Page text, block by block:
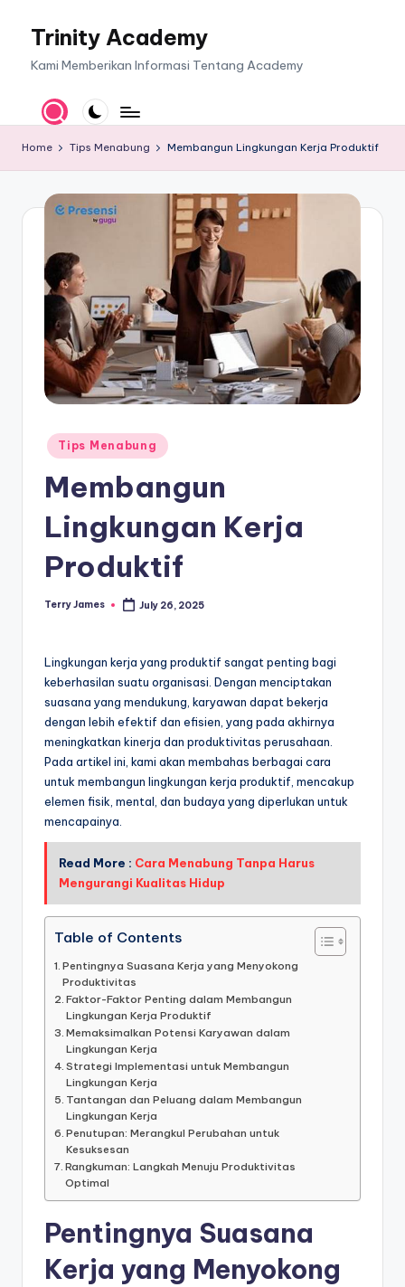
Trinity Academy
Kami Memberikan Informasi Tentang Academy
Home Tips Menabung Membangun Lingkungan Kerja Produktif
Posted
in
Tips Menabung
Membangun
Lingkungan Kerja
Produktif
Posted
Terry James July 26, 2025
Lingkungan kerja yang produktif sangat penting bagi
keberhasilan suatu organisasi. Dengan menciptakan
suasana yang mendukung, karyawan dapat bekerja
dengan lebih efektif dan efisien, yang pada akhirnya
meningkatkan kinerja dan produktivitas perusahaan.
Pada artikel ini, kami akan membahas berbagai cara
untuk membangun lingkungan kerja produktif, mencakup
elemen fisik, mental, dan budaya yang diperlukan untuk
mencapainya.
Read More : Cara Menabung Tanpa Harus
Mengurangi Kualitas Hidup
Table of Contents
Pentingnya Suasana Kerja yang Menyokong
Produktivitas
Faktor-Faktor Penting dalam Membangun
Lingkungan Kerja Produktif
Memaksimalkan Potensi Karyawan dalam
Lingkungan Kerja
Strategi Implementasi untuk Membangun
Lingkungan Kerja
Tantangan dan Peluang dalam Membangun
Lingkungan Kerja
Penutupan: Merangkul Perubahan untuk
Kesuksesan
Rangkuman: Langkah Menuju Produktivitas
Optimal
Pentingnya Suasana
Kerja yang Menyokong